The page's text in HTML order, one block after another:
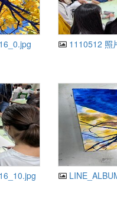
1110512 照